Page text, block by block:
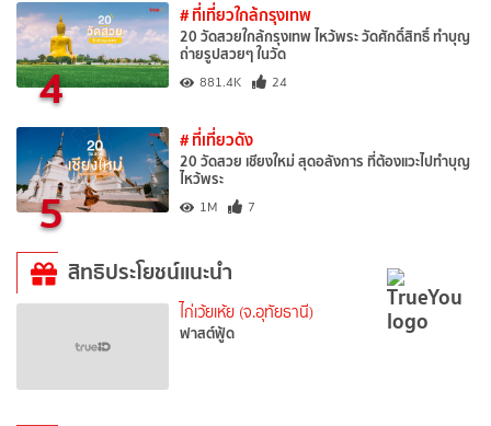
4
# ที่เที่ยวใกล้กรุงเทพ
20 วัดสวยใกล้กรุงเทพ ไหว้พระ วัดศักดิ์สิทธิ์ ทำบุญ
ถ่ายรูปสวยๆ ในวัด
881.4K 24
5
# ที่เที่ยวดัง
20 วัดสวย เชียงใหม่ สุดอลังการ ที่ต้องแวะไปทำบุญ
ไหว้พระ
1M 7
สิทธิประโยชน์แนะนำ
ไก่เว้ยเห้ย (จ.อุทัยธานี)
ฟาสต์ฟู้ด